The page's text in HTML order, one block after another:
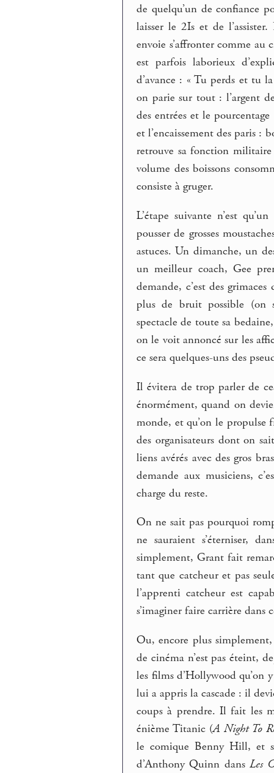
de quelqu’un de confiance
laisser le 2Is et de
envoie s’affronter comme
est parfois laborieux
d’avance : « Tu perds et tu
on parie sur tout : l’argent
des entrées et le
et l’encaissement des paris :
retrouve sa fonction
volume des boissons
consiste à gruger.
L’étape suivante n’est
pousser de grosses
astuces. Un dimanche, un
un meilleur coach, Gee
demande, c’est des
plus de bruit possible (on
spectacle de toute sa
on le voit annoncé sur les
ce sera quelques-uns des
Il évitera de trop parler de
énormément, quand on
monde, et qu’on le propulse
des organisateurs dont on
liens avérés avec des gros
demande aux musiciens,
charge du reste.
On ne sait pas pourquoi
ne sauraient s’éterniser,
simplement, Grant fait
tant que catcheur et pas
l’apprenti catcheur est
s’imaginer faire carrière dans
Ou, encore plus
de cinéma n’est pas éteint,
les films d’Hollywood qu’on
lui a appris la cascade : il
coups à prendre. Il fait les
énième Titanic (A Night To
le comique Benny Hill, et
d’Anthony Quinn dansLes